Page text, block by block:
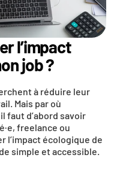
l’impact
job ?
à réduire leur
. Mais par où
faut d’abord savoir
freelance ou
l’impact écologique de
simple et accessible.